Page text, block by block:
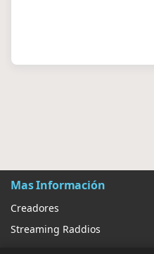
Mas Información
Creadores
Streaming Raddios